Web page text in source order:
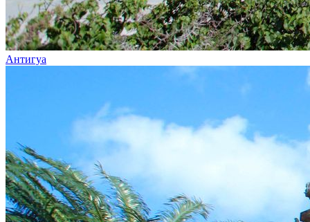
Антигуа